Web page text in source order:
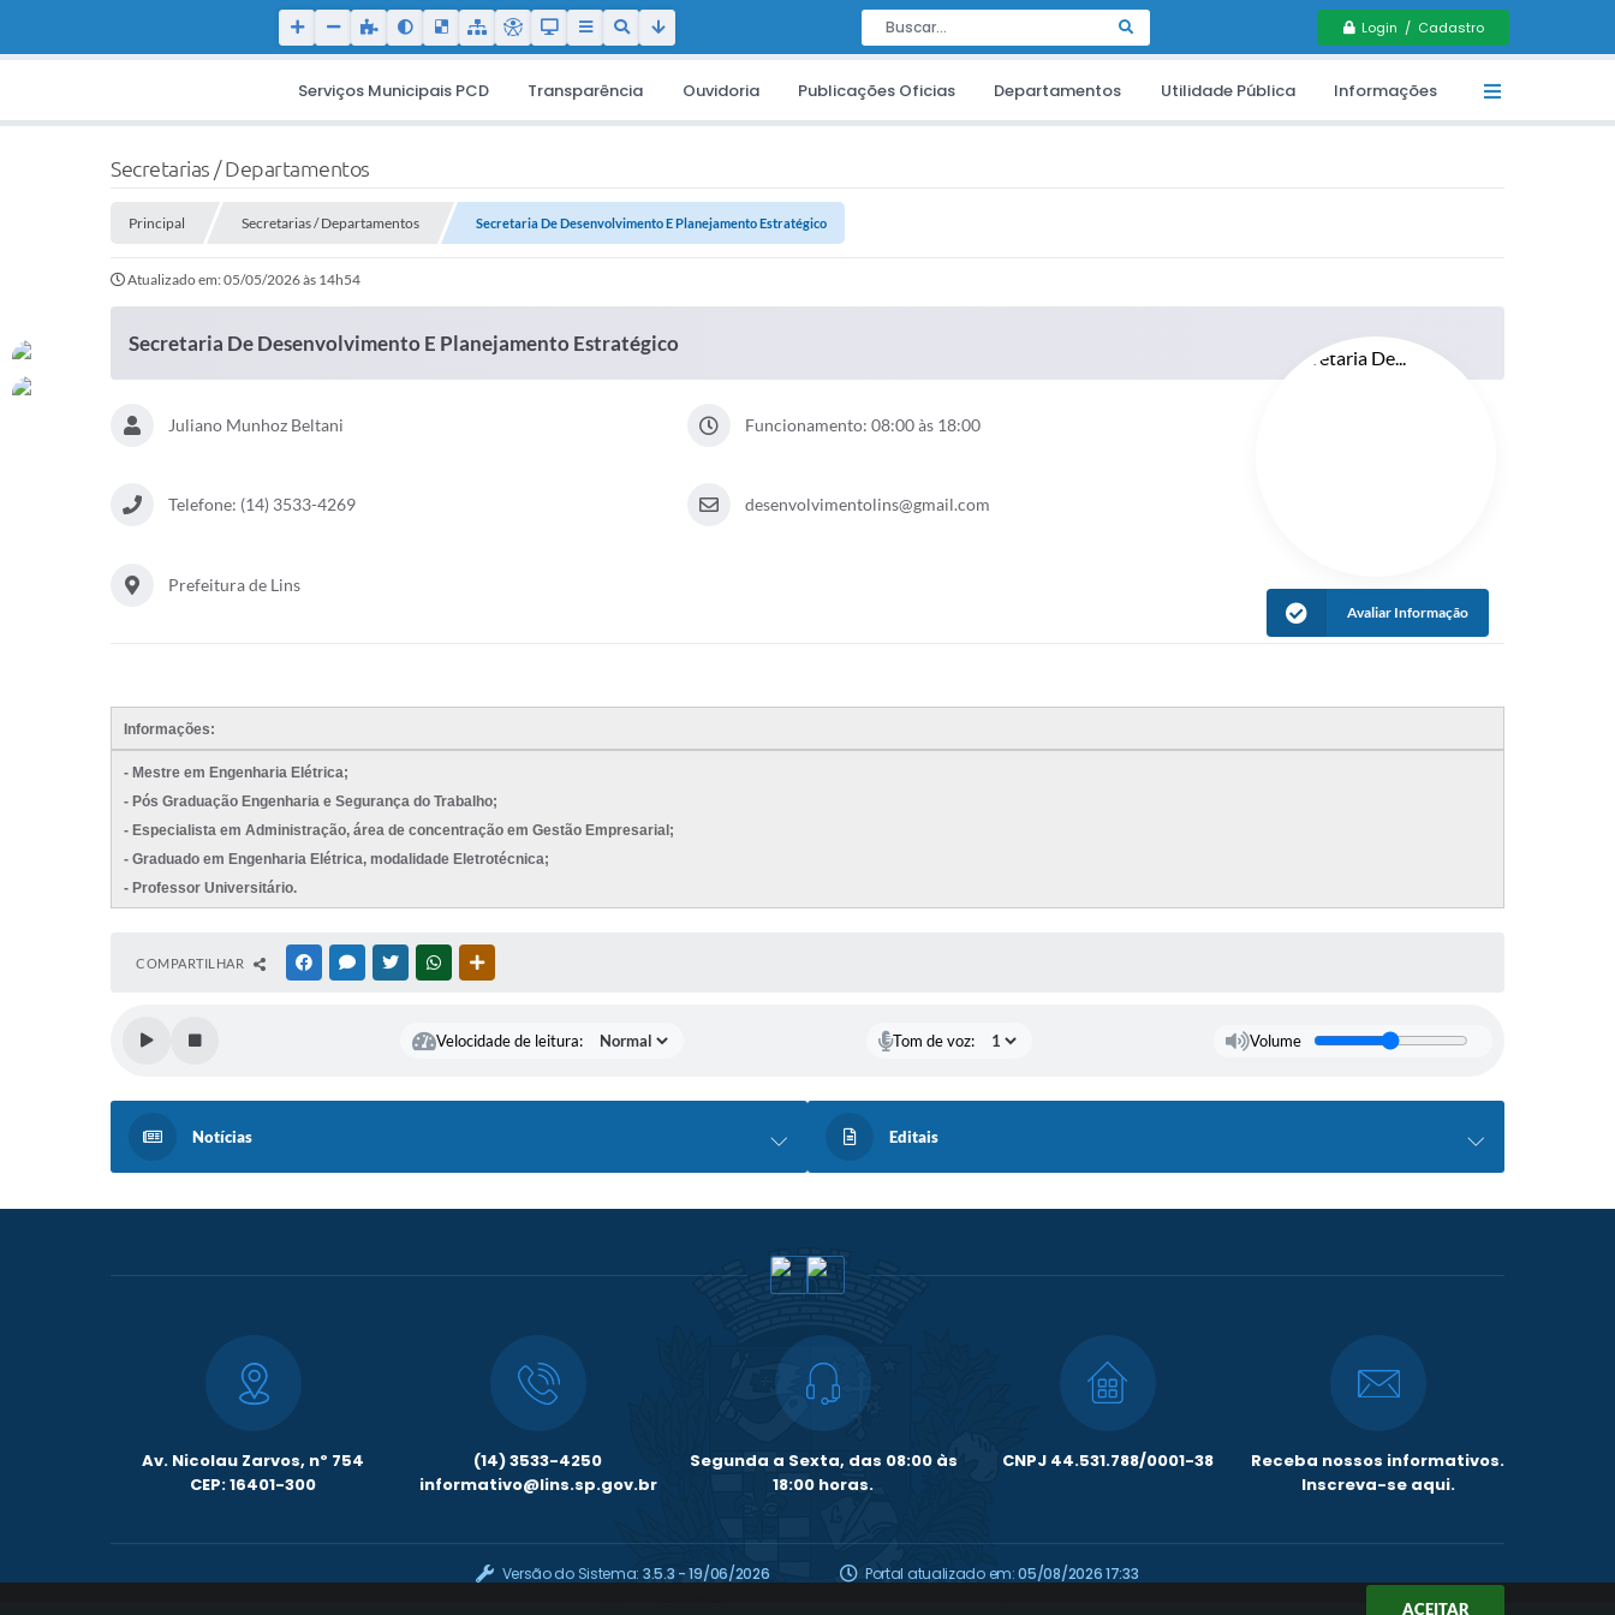
ACEITAR
Login / Cadastro
Serviços Municipais PCD Transparência Ouvidoria Publicações Oficias Departamentos Utilidade Pública Informações
Secretarias / Departamentos
Principal Secretarias / Departamentos Secretaria De Desenvolvimento E Planejamento Estratégico
Atualizado em: 05/05/2026 às 14h54
Secretaria De Desenvolvimento E Planejamento Estratégico
Juliano Munhoz Beltani Funcionamento: 08:00 às 18:00
Telefone: (14) 3533-4269 desenvolvimentolins@gmail.com
Prefeitura de Lins
Avaliar Informação
Informações:
- Mestre em Engenharia Elétrica;
- Pós Graduação Engenharia e Segurança do Trabalho;
- Especialista em Administração, área de concentração em Gestão Empresarial;
- Graduado em Engenharia Elétrica, modalidade Eletrotécnica;
- Professor Universitário.
COMPARTILHAR FACEBOOKMESSENGER
TWITTERWHATSAPP
Velocidade de leitura: Tom de voz: Volume
Notícias Editais
Av. Nicolau Zarvos, nº 754
CEP: 16401-300
(14) 3533-4250
informativo@lins.sp.gov.br
Segunda a Sexta, das 08:00 às
18:00 horas.
CNPJ 44.531.788/0001-38
Receba nossos informativos.
Inscreva-se aqui.
Versão do Sistema: 3.5.3 - 19/06/2026 Portal atualizado em:05/08/2026 17:33